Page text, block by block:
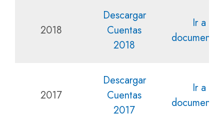
2018
Descargar
Cuentas
2018
Ir a la
2017
Descargar
Cuentas
2017
Ir a la